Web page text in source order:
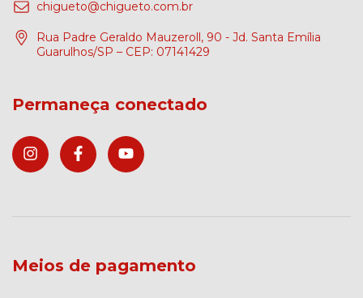
chigueto@chigueto.com.br
Rua Padre Geraldo Mauzeroll, 90 - Jd. Santa Emília
Guarulhos/SP – CEP: 07141429
Permaneça conectado
Meios de pagamento